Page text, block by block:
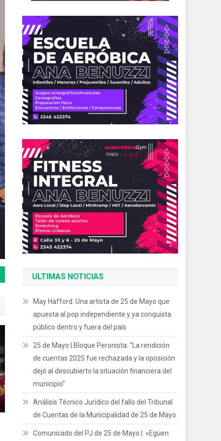
ULTIMAS NOTICIAS
May Hafford: Una artista de 25 de Mayo que
apuesta al pop independiente y ya conquista
público dentro y fuera del país
25 de Mayo | Bloque Peronista: “La rendición
de cuentas 2025 fue rechazada y la oposición
dejó al descubierto la situación financiera del
municipio”
Análisis Técnico Jurídico del fallo del Tribunal
de Cuentas de la Municipalidad de 25 de Mayo
Comunicado del PJ de 25 de Mayo | «Egüen